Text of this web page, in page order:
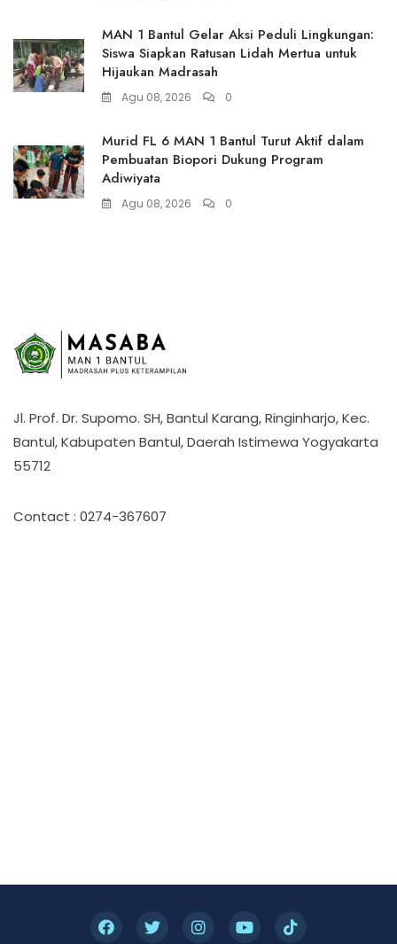
MAN 1 Bantul Gelar Aksi Peduli Lingkungan:
Siswa Siapkan Ratusan Lidah Mertua untuk
Hijaukan Madrasah
Agu 08, 2026 0
Murid FL 6 MAN 1 Bantul Turut Aktif dalam
Pembuatan Biopori Dukung Program
Adiwiyata
Agu 08, 2026 0
Jl. Prof. Dr. Supomo. SH, Bantul Karang, Ringinharjo, Kec.
Bantul, Kabupaten Bantul, Daerah Istimewa Yogyakarta
55712
Contact : 0274-367607